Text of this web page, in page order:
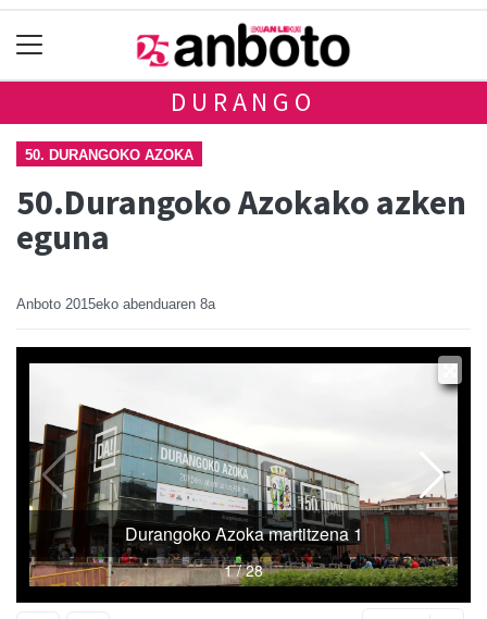
DURANGO
50. DURANGOKO AZOKA
50.Durangoko Azokako azken
eguna
Anboto 2015eko abenduaren 8a